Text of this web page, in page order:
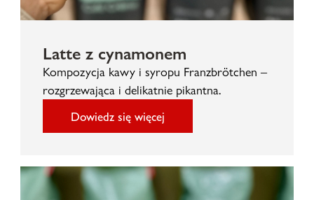
Latte z cynamonem
Kompozycja kawy i syropu Franzbrötchen –
rozgrzewająca i delikatnie pikantna.
Dowiedz się więcej